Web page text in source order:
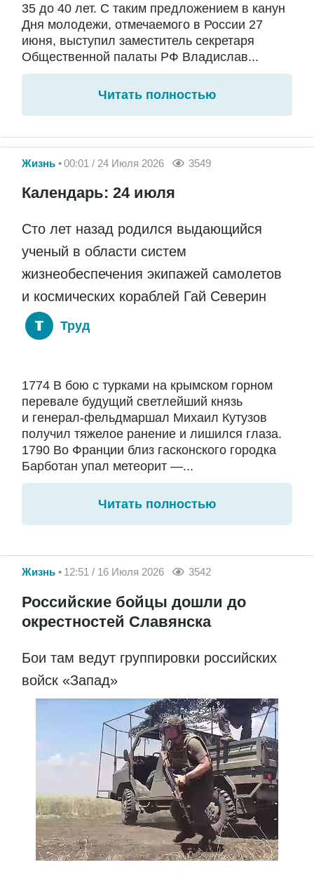
35 до 40 лет. С таким предложением в канун
Дня молодежи, отмечаемого в России 27
июня, выступил заместитель секретаря
Общественной палаты РФ Владислав...
Читать полностью
Жизнь 00:01 / 24 Июля 2026 3549
Календарь: 24 июля
Сто лет назад родился выдающийся
ученый в области систем
жизнеобеспечения экипажей самолетов
и космических кораблей Гай Северин
Труд
1774 В бою с турками на крымском горном
перевале будущий светлейший князь
и генерал-фельдмаршал Михаил Кутузов
получил тяжелое ранение и лишился глаза.
1790 Во Франции близ гасконского городка
Барботан упал метеорит —...
Читать полностью
Жизнь 12:51 / 16 Июля 2026 3542
Российские бойцы дошли до
окрестностей Славянска
Бои там ведут группировки российских
войск «Запад»